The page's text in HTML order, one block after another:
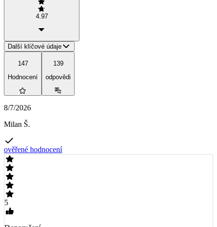
4.97
Další klíčové údaje
147
Hodnocení
139
odpovědi
8/7/2026
Milan Š.
ověřené hodnocení
5